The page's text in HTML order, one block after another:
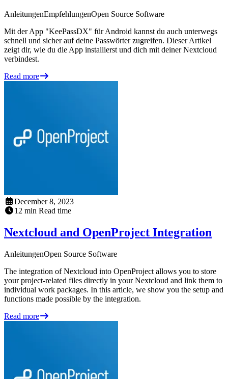
AnleitungenEmpfehlungenOpen Source Software
Mit der App "KeePassDX" für Android kannst du auch unterwegs
schnell und sicher auf deine Passwörter zugreifen. Dieser Artikel
zeigt dir, wie du die App installierst und dich mit deiner Nextcloud
verbindest.
Read more
December 8, 2023
12 min Read time
Nextcloud and OpenProject Integration
AnleitungenOpen Source Software
The integration of Nextcloud into OpenProject allows you to store
your project-related files directly in your Nextcloud and link them to
individual work packages. In this article, we show you the setup and
functions made possible by the integration.
Read more